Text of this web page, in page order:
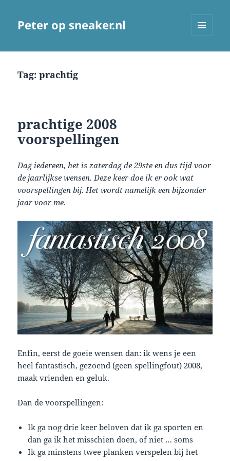
Peter op sneaker.nl
Tag:prachtig
prachtige 2008
voorspellingen
Dag iedereen, het is zaterdag de 29ste en dus tijd voor
de jaarlijkse wensen. Deze keer doe ik er ook wat
voorspellingen bij. Het wordt namelijk een bijzonder
jaar voor me.
Enfin, eerst de goeie wensen dan: ik wens je een
heel fantastisch, gezoend (geen spellingfout) 2008,
maak vrienden en geluk.
Dan de voorspellingen:
Ik ga nog drie keer beloven dat ik ga sporten en
dan ga ik het misschien doen, of niet … soms
Ik ga minstens twee planken verspelen bij het